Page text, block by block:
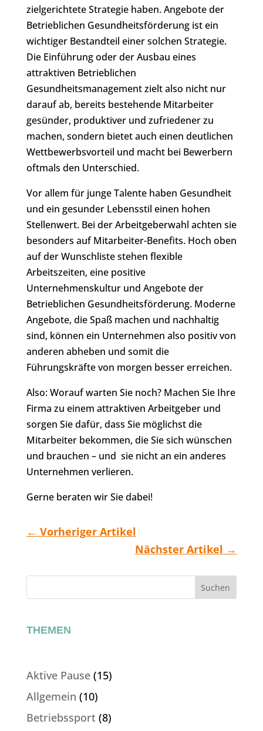
zielgerichtete Strategie haben. Angebote der
Betrieblichen Gesundheitsförderung ist ein
wichtiger Bestandteil einer solchen Strategie.
Die Einführung oder der Ausbau eines
attraktiven Betrieblichen
Gesundheitsmanagement zielt also nicht nur
darauf ab, bereits bestehende Mitarbeiter
gesünder, produktiver und zufriedener zu
machen, sondern bietet auch einen deutlichen
Wettbewerbsvorteil und macht bei Bewerbern
oftmals den Unterschied.
Vor allem für junge Talente haben Gesundheit
und ein gesunder Lebensstil einen hohen
Stellenwert. Bei der Arbeitgeberwahl achten sie
besonders auf Mitarbeiter-Benefits. Hoch oben
auf der Wunschliste stehen flexible
Arbeitszeiten, eine positive
Unternehmenskultur und Angebote der
Betrieblichen Gesundheitsförderung. Moderne
Angebote, die Spaß machen und nachhaltig
sind, können ein Unternehmen also positiv von
anderen abheben und somit die
Führungskräfte von morgen besser erreichen.
Also: Worauf warten Sie noch? Machen Sie Ihre
Firma zu einem attraktiven Arbeitgeber und
sorgen Sie dafür, dass Sie möglichst die
Mitarbeiter bekommen, die Sie sich wünschen
und brauchen – und sie nicht an ein anderes
Unternehmen verlieren.
Gerne beraten wir Sie dabei!
← Vorheriger Artikel
Nächster Artikel →
Suchen
THEMEN
Aktive Pause(15)
Allgemein (10)
Betriebssport(8)